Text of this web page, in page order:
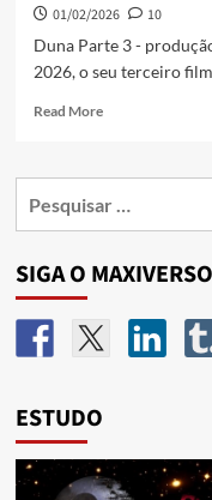
01/02/2026
10
Duna Parte 3 -
2026, o seu terceiro
Read More
SIGA O MAXIVERSO
ESTUDO